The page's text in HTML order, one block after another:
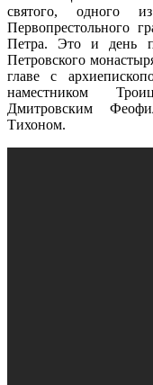
святого, одного
Первопрестольного
Петра. Это и день
Петровского
главе с
наместником
Дмитровским
Тихоном.